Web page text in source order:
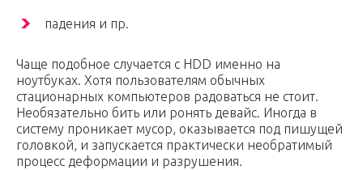
падения и пр.
Чаще подобное случается с HDD именно на
ноутбуках. Хотя пользователям обычных
стационарных компьютеров радоваться не стоит.
Необязательно бить или ронять девайс. Иногда в
систему проникает мусор, оказывается под пишущей
головкой, и запускается практически необратимый
процесс деформации и разрушения.